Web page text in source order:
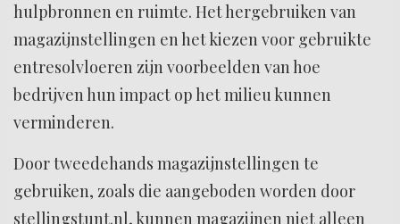
hulpbronnen en ruimte. Het hergebruiken van
magazijnstellingen en het kiezen voor gebruikte
entresolvloeren zijn voorbeelden van hoe
bedrijven hun impact op het milieu kunnen
verminderen.
Door tweedehands magazijnstellingen te
gebruiken, zoals die aangeboden worden door
stellingstunt.nl, kunnen magazijnen niet alleen